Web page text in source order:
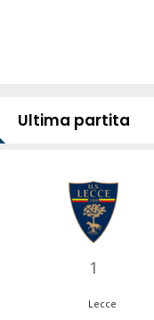
Ultima partita
1
Lecce